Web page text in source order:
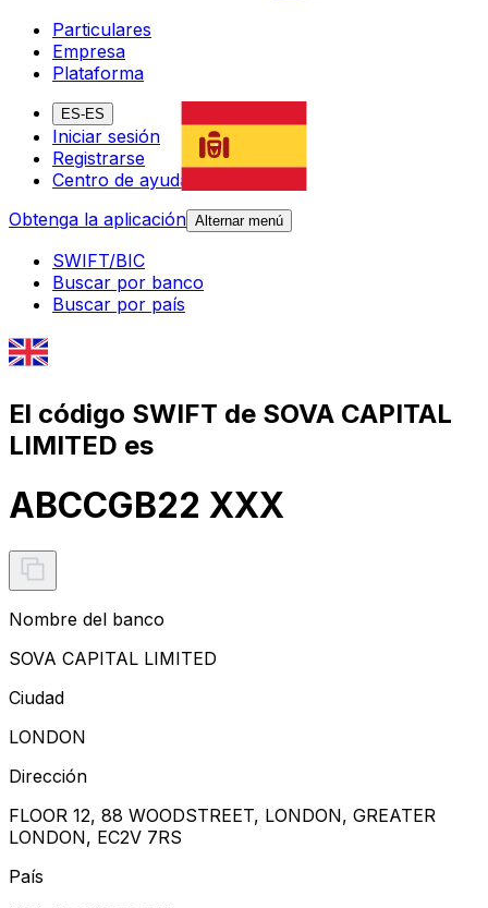
Particulares
Empresa
Plataforma
ES-ES
Iniciar sesión
Registrarse
Centro de ayuda
Obtenga la aplicación Alternar menú
SWIFT/BIC
Buscar por banco
Buscar por país
El código SWIFT de SOVA CAPITAL
LIMITED es
ABCCGB22 XXX
Nombre del banco
SOVA CAPITAL LIMITED
Ciudad
LONDON
Dirección
FLOOR 12, 88 WOODSTREET, LONDON, GREATER
LONDON, EC2V 7RS
País